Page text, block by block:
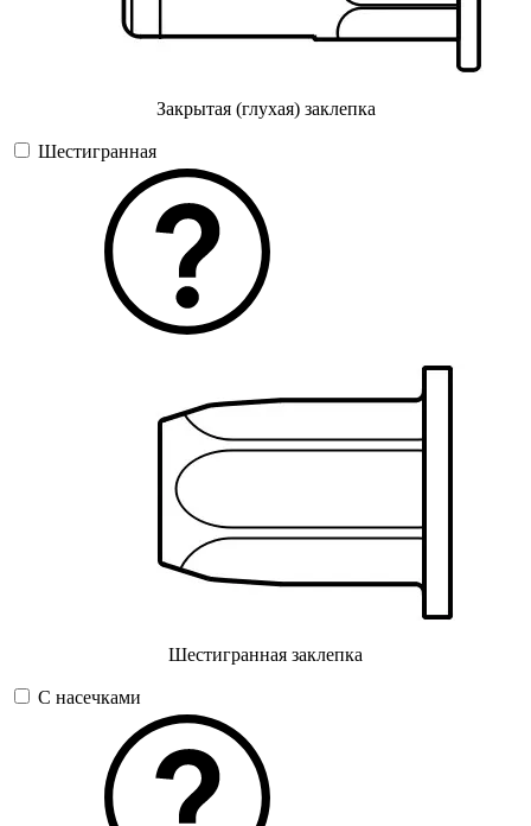
Закрытая (глухая) заклепка
Шестигранная
Шестигранная заклепка
С насечками